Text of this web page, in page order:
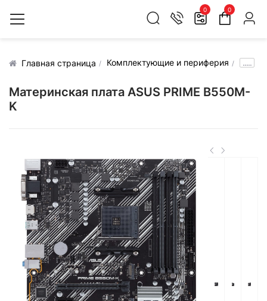
0 0
Главная страница Комплектующие и периферия .....
Материнская плата ASUS PRIME B550M-
K